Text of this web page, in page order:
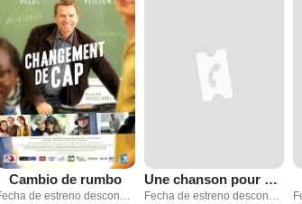
Cambio de rumbo
Fecha de estreno desconocida
Une chanson pour ma mère
Fecha de estreno desconocida